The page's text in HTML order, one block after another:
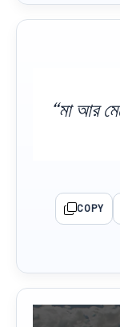
“মা আর
COPY